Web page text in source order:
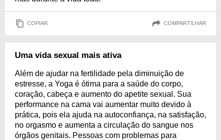
COPIAR COMPARTILHAR
Uma vida sexual mais ativa
Além de ajudar na fertilidade pela diminuição de
estresse, a Yoga é ótima para a saúde do corpo,
coração, cabeça e aumento do apetite sexual. Sua
performance na cama vai aumentar muito devido à
prática, pois ela ajuda na autoconfiança, na satisfação,
no orgasmo e aumenta a circulação do sangue nos
órgãos genitais. Pessoas com problemas para